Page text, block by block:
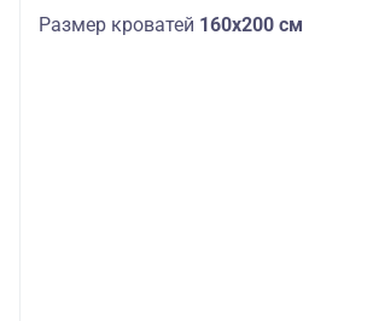
Размер кроватей 160х200 см